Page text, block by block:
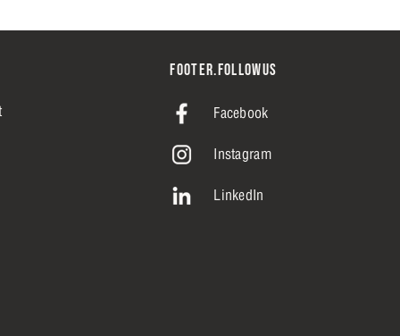
FOOTER.FOLLOWUS
Facebook
Instagram
LinkedIn